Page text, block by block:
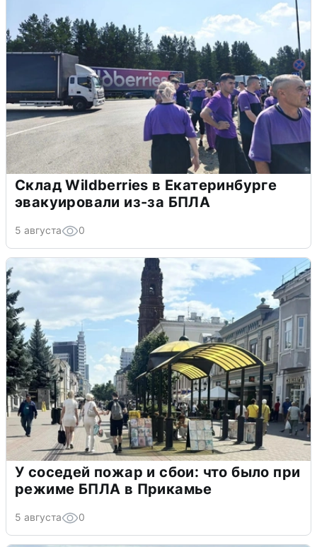
Склад Wildberries в Екатеринбурге
эвакуировали из-за БПЛА
5 августа 0
У соседей пожар и сбои: что было при
режиме БПЛА в Прикамье
5 августа 0